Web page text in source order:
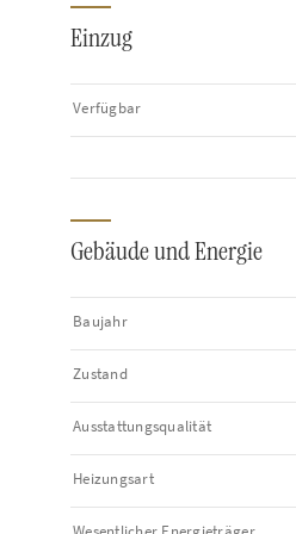
Einzug
Verfügbar
Gebäude und Energie
Baujahr
Zustand
Ausstattungsqualität
Heizungsart